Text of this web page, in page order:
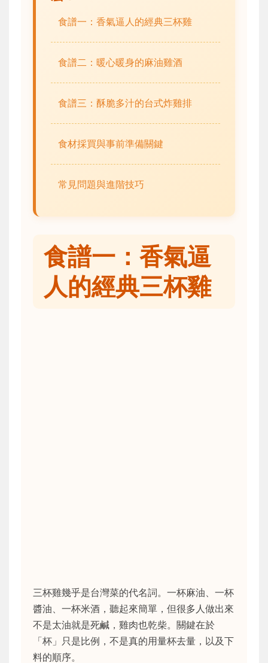
食譜一：香氣逼人的經典三杯雞
食譜二：暖心暖身的麻油雞酒
食譜三：酥脆多汁的台式炸雞排
食材採買與事前準備關鍵
常見問題與進階技巧
食譜一：香氣逼
人的經典三杯雞
三杯雞幾乎是台灣菜的代名詞。一杯麻油、一杯
醬油、一杯米酒，聽起來簡單，但很多人做出來
不是太油就是死鹹，雞肉也乾柴。關鍵在於
「杯」只是比例，不是真的用量杯去量，以及下
料的順序。